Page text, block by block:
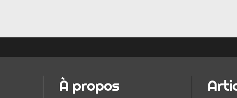
À propos